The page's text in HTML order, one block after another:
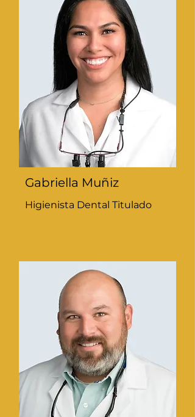
Gabriella Muñiz
Higienista Dental Titulado